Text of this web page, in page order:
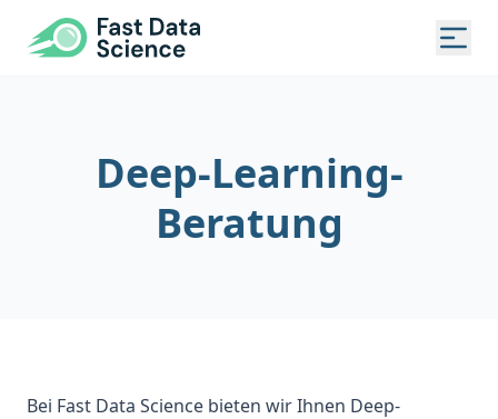
Fast Data Science
Deep-Learning-
Beratung
Bei Fast Data Science bieten wir Ihnen Deep-